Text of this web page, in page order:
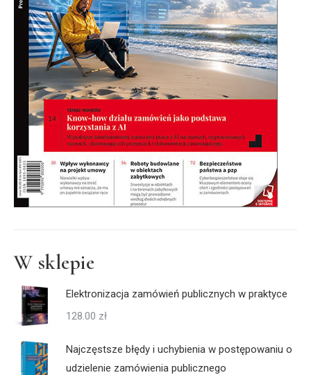
W sklepie
Elektronizacja zamówień publicznych w praktyce
128.00 zł
Najczęstsze błędy i uchybienia w postępowaniu o
udzielenie zamówienia publicznego